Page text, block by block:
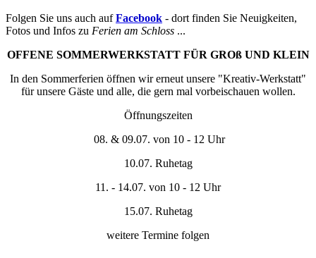
Folgen Sie uns auch aufFacebook - dort finden Sie Neuigkeiten,
Fotos und Infos zu Ferien am Schloss ...
OFFENE SOMMERWERKSTATT FÜR GROß UND KLEIN
In den Sommerferien öffnen wir erneut unsere "Kreativ-Werkstatt"
für unsere Gäste und alle, die gern mal vorbeischauen wollen.
Öffnungszeiten
08. & 09.07. von 10 - 12 Uhr
10.07. Ruhetag
11. - 14.07. von 10 - 12 Uhr
15.07. Ruhetag
weitere Termine folgen